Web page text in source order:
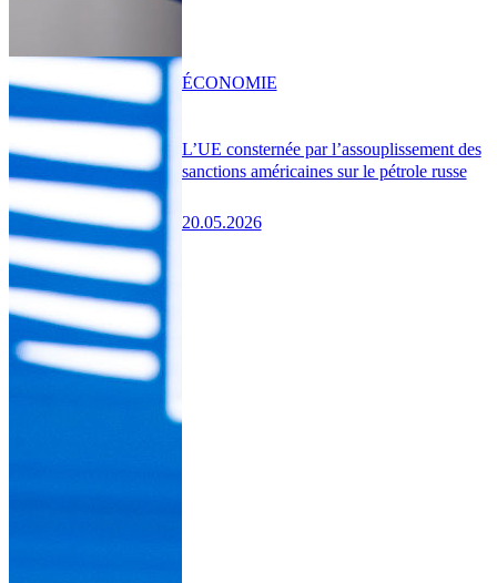
L’UE consternée par l’assouplissement des
sanctions américaines sur le pétrole russe
20.05.2026
ÉCONOMIE